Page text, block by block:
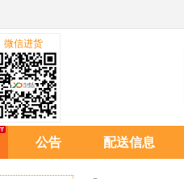
微信进货
公告 配送信息